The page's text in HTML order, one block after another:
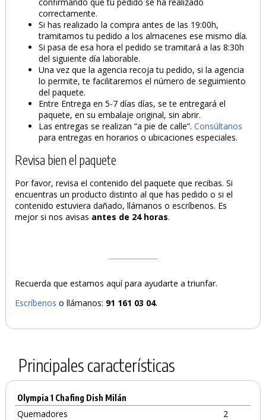
correctamente.
Si has realizado la compra antes de las 19:00h,
tramitamos tu pedido a los almacenes ese mismo día.
Si pasa de esa hora el pedido se tramitará a las 8:30h
del siguiente día laborable.
Una vez que la agencia recoja tu pedido, si la agencia
lo permite, te facilitaremos el número de seguimiento
del paquete.
Entre Entrega en 5-7 días días, se te entregará el
paquete, en su embalaje original, sin abrir.
Las entregas se realizan “a pie de calle”.Consúltanos
para entregas en horarios o ubicaciones especiales.
Revisa bien el paquete
Por favor, revisa el contenido del paquete que recibas. Si
encuentras un producto distinto al que has pedido o si el
contenido estuviera dañado, llámanos o escríbenos. Es
mejor si nos avisas antes de 24 horas.
Recuerda que estamos aquí para ayudarte a triunfar.
Escríbenos o llámanos: 91 161 03 04.
Principales características
Olympia 1 Chafing Dish Milán
Quemadores
2